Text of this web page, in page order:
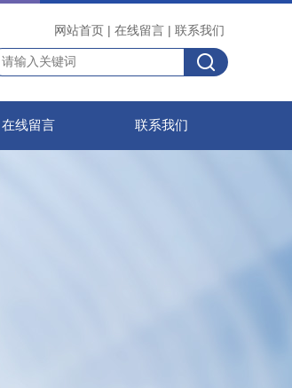
网站首页 | 在线留言 | 联系我们
在线留言 联系我们